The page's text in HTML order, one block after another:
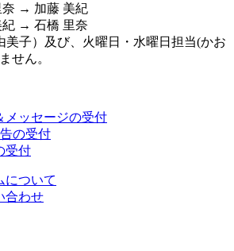
奈 → 加藤 美紀
紀 → 石橋 里奈
子）及び、火曜日・水曜日担当(かお
せん。
について
合わせ